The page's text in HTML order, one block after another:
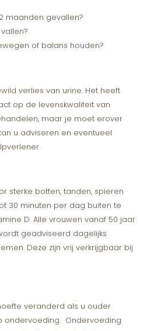
maanden gevallen?
of balans houden?
verlies van urine. Het heeft
op de levenskwaliteit van
maar je moet erover
u adviseren en eventueel
sterke botten, tanden, spieren
30 minuten per dag buiten te
D. Alle vrouwen vanaf 50 jaar
geadviseerd dagelijks
Deze zijn vrij verkrijgbaar bij
veranderd als u ouder
ondervoeding. Ondervoeding